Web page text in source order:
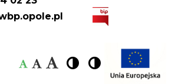
Czcionka:
Czcionka
Czcionka
Czcionka
Wysoki
kontrast
Wysoki
kontrast